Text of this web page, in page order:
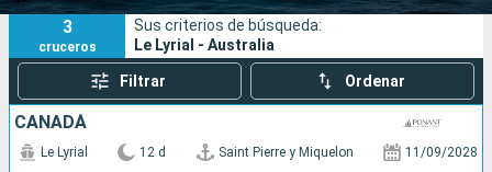
3
cruceros
Sus criterios de búsqueda:
Le Lyrial - Australia
Filtrar Ordenar
CANADÁ
Le Lyrial 12 d Saint Pierre y Miquelon 11/09/2028